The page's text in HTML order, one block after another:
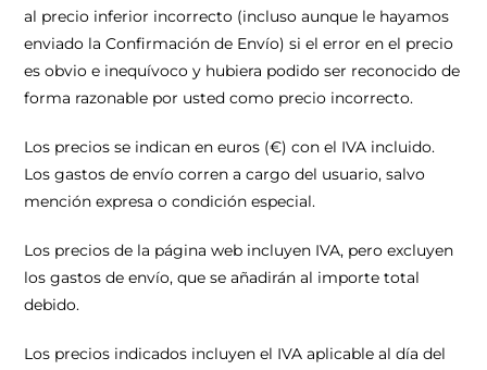
al precio inferior incorrecto (incluso aunque le hayamos
enviado la Confirmación de Envío) si el error en el precio
es obvio e inequívoco y hubiera podido ser reconocido de
forma razonable por usted como precio incorrecto.
Los precios se indican en euros (€) con el IVA incluido.
Los gastos de envío corren a cargo del usuario, salvo
mención expresa o condición especial.
Los precios de la página web incluyen IVA, pero excluyen
los gastos de envío, que se añadirán al importe total
debido.
Los precios indicados incluyen el IVA aplicable al día del